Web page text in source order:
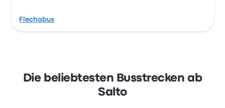
Flechabus
Die beliebtesten Busstrecken ab
Salto